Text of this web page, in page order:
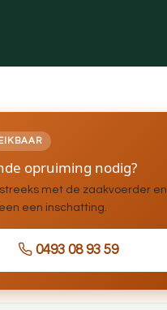
opruiming nodig?
met de zaakvoerder en
een inschatting.
0493 08 93 59